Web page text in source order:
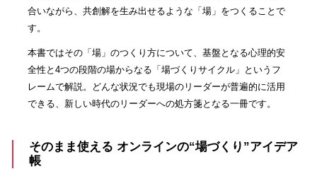
合いながら、共創解を生み出せるような「場」をつくることで
す。
本書ではその「場」のつくり方について、基盤となる心理的安
全性と4つの段階の場からなる「場づくりサイクル」というフ
レームで解説。どんな状況でも現場のリーダーが普遍的に活用
できる、新しい時代のリーダーへの処方箋となる一冊です。
そのまま使える オンラインの“場づくり”アイデア
帳